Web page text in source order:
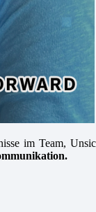
im Team,